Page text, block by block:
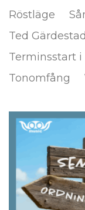
Röstläge
Ted
Terminsstart i
Tonomfång